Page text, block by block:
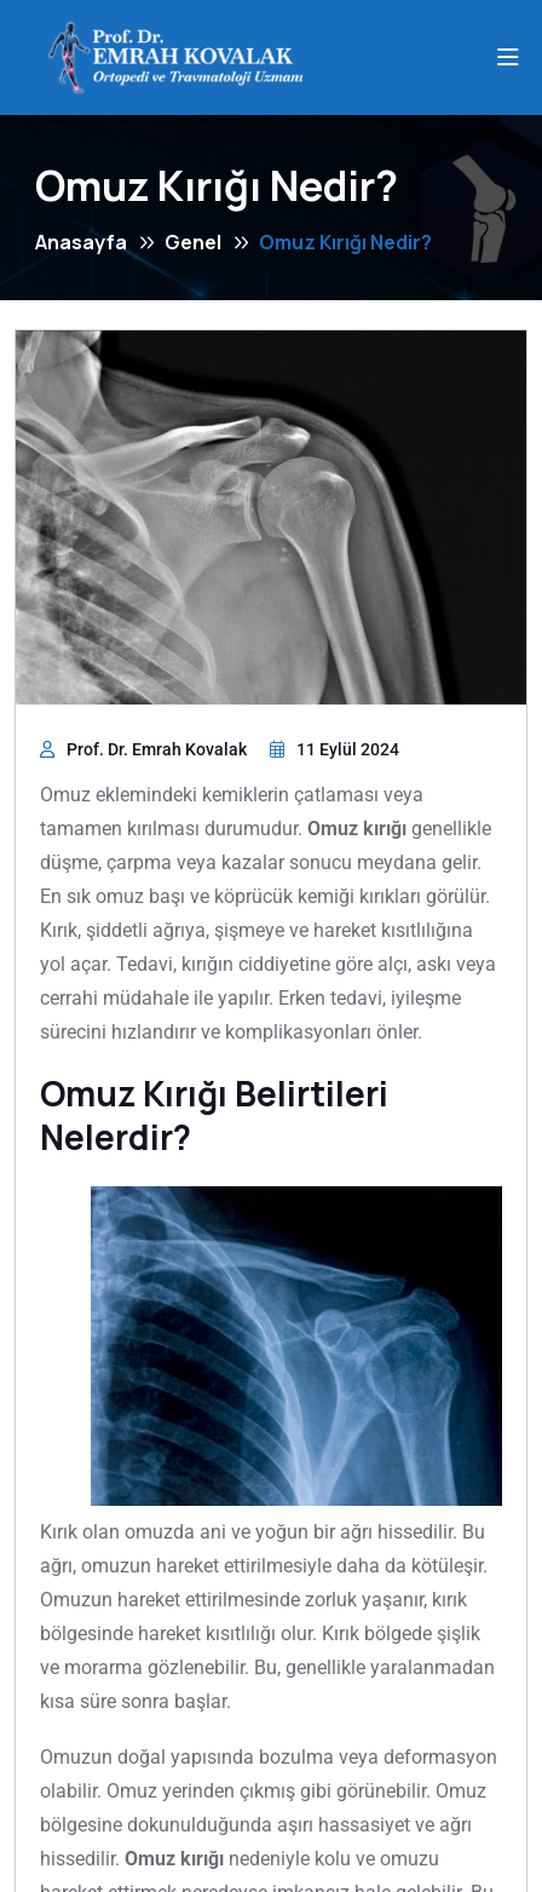
Omuz Kırığı Nedir?
Anasayfa Genel Omuz Kırığı Nedir?
Prof. Dr. Emrah Kovalak 11 Eylül 2024
Omuz eklemindeki kemiklerin çatlaması veya
tamamen kırılması durumudur. Omuz kırığı genellikle
düşme, çarpma veya kazalar sonucu meydana gelir.
En sık omuz başı ve köprücük kemiği kırıkları görülür.
Kırık, şiddetli ağrıya, şişmeye ve hareket kısıtlılığına
yol açar. Tedavi, kırığın ciddiyetine göre alçı, askı veya
cerrahi müdahale ile yapılır. Erken tedavi, iyileşme
sürecini hızlandırır ve komplikasyonları önler.
Omuz Kırığı Belirtileri
Nelerdir?
Kırık olan omuzda ani ve yoğun bir ağrı hissedilir. Bu
ağrı, omuzun hareket ettirilmesiyle daha da kötüleşir.
Omuzun hareket ettirilmesinde zorluk yaşanır, kırık
bölgesinde hareket kısıtlılığı olur. Kırık bölgede şişlik
ve morarma gözlenebilir. Bu, genellikle yaralanmadan
kısa süre sonra başlar.
Omuzun doğal yapısında bozulma veya deformasyon
olabilir. Omuz yerinden çıkmış gibi görünebilir. Omuz
bölgesine dokunulduğunda aşırı hassasiyet ve ağrı
hissedilir. Omuz kırığı nedeniyle kolu ve omuzu